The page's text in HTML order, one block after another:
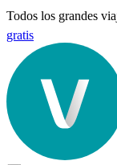
Todos los grandes
gratis